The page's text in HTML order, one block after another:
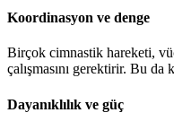
Koordinasyon ve denge
Birçok cimnastik hareketi,
çalışmasını gerektirir. Bu
Dayanıklılık ve güç